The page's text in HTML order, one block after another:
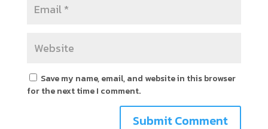
Save my name, email, and website in this browser
for the next time I comment.